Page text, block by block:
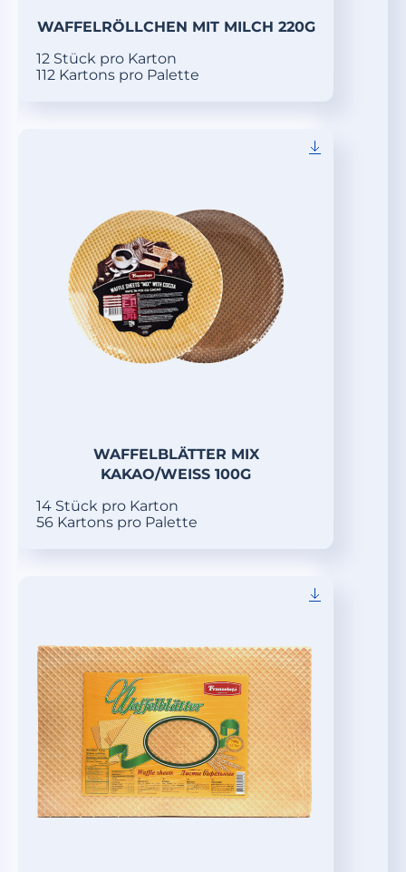
WAFFELRÖLLCHEN MIT MILCH 220G
12 Stück pro Karton
112 Kartons pro Palette
WAFFELBLÄTTER MIX
KAKAO/WEISS 100G
14 Stück pro Karton
56 Kartons pro Palette